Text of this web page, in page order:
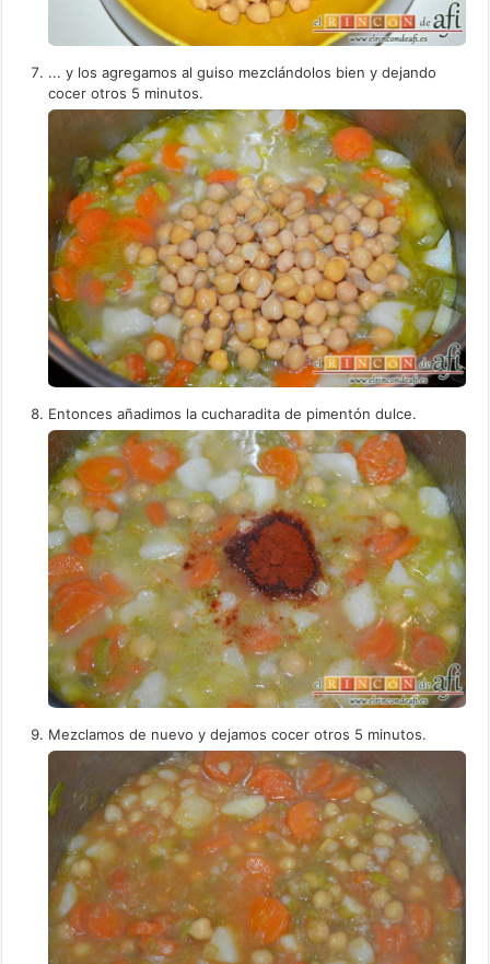
... y los agregamos al guiso mezclándolos bien y dejando
cocer otros 5 minutos.
Entonces añadimos la cucharadita de pimentón dulce.
Mezclamos de nuevo y dejamos cocer otros 5 minutos.